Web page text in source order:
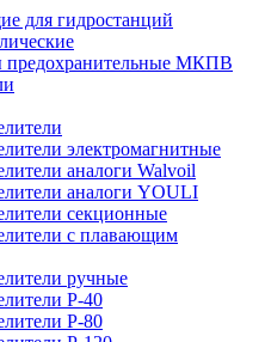
для гидростанций
предохранительные МКПВ
электромагнитные
аналоги Walvoil
аналоги YOULI
секционные
с плавающим
ручные
Р-40
Р-80